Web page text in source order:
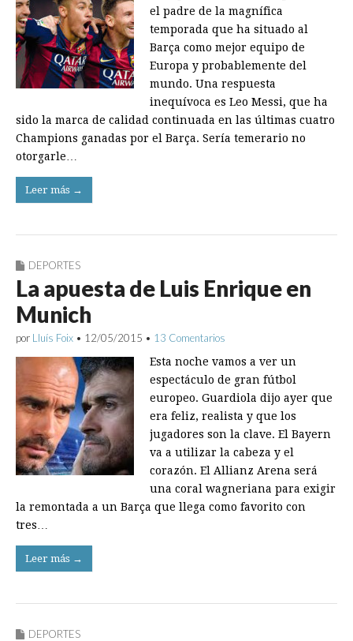
el padre de la magnífica
temporada que ha situado al
Barça como mejor equipo de
Europa y probablemente del
mundo. Una respuesta
inequívoca es Leo Messi, que ha
sido la marca de calidad continuada en las últimas cuatro
Champions ganadas por el Barça. Sería temerario no
otorgarle…
Leer más →
DEPORTES
La apuesta de Luis Enrique en
Munich
por Lluís Foix • 12/05/2015 • 13 Comentarios
Esta noche vamos a ver un
espectáculo de gran fútbol
europeo. Guardiola dijo ayer que
era feliz, realista y que los
jugadores son la clave. El Bayern
va a utilizar la cabeza y el
corazón. El Allianz Arena será
una coral wagneriana para exigir
la remontada a un Barça que llega como favorito con
tres…
Leer más →
DEPORTES